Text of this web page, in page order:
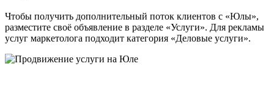
Чтобы получить дополнительный поток клиентов с «Юлы»,
разместите своё объявление в разделе «Услуги». Для рекламы
услуг маркетолога подходит категория «Деловые услуги».